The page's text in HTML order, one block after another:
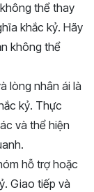
thể thay
khắc kỷ. Hãy
không thể
lòng nhân ái là
kỷ. Thực
và thể hiện
hỗ trợ hoặc
Giao tiếp và